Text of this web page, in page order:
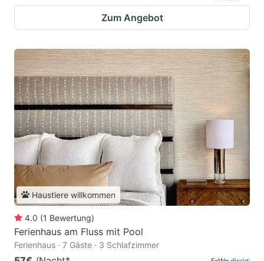
Zum Angebot
Haustiere willkommen
4.0 (1 Bewertung)
Ferienhaus am Fluss mit Pool
Ferienhaus · 7 Gäste · 3 Schlafzimmer